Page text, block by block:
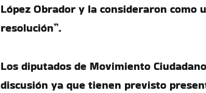
López Obrador y la consideraron como
resolución”.
Los diputados de Movimiento
discusión ya que tienen previsto